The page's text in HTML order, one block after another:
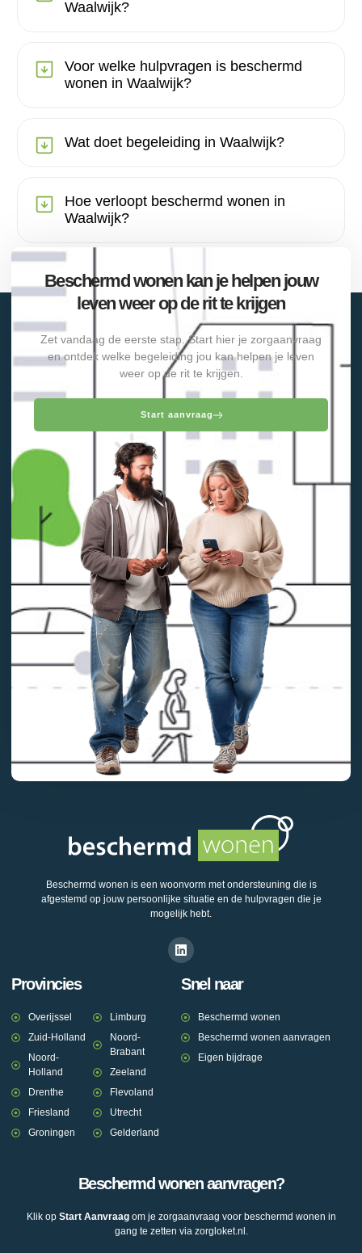
Waalwijk?
Voor welke hulpvragen is beschermd
wonen in Waalwijk?
Wat doet begeleiding in Waalwijk?
Hoe verloopt beschermd wonen in
Waalwijk?
Beschermd wonen kan je helpen jouw
leven weer op de rit te krijgen
Zet vandaag de eerste stap. Start hier je zorgaanvraag
en ontdek welke begeleiding jou kan helpen je leven
weer op de rit te krijgen.
Start aanvraag
Beschermd wonen is een woonvorm met ondersteuning die is
afgestemd op jouw persoonlijke situatie en de hulpvragen die je
mogelijk hebt.
Provincies
Overijssel
Zuid-Holland
Noord-
Holland
Drenthe
Friesland
Groningen
Limburg
Noord-
Brabant
Zeeland
Flevoland
Utrecht
Gelderland
Snel naar
Beschermd wonen
Beschermd wonen aanvragen
Eigen bijdrage
Beschermd wonen aanvragen?
Klik op Start Aanvraagom je zorgaanvraag voor beschermd wonen in
gang te zetten via zorgloket.nl.